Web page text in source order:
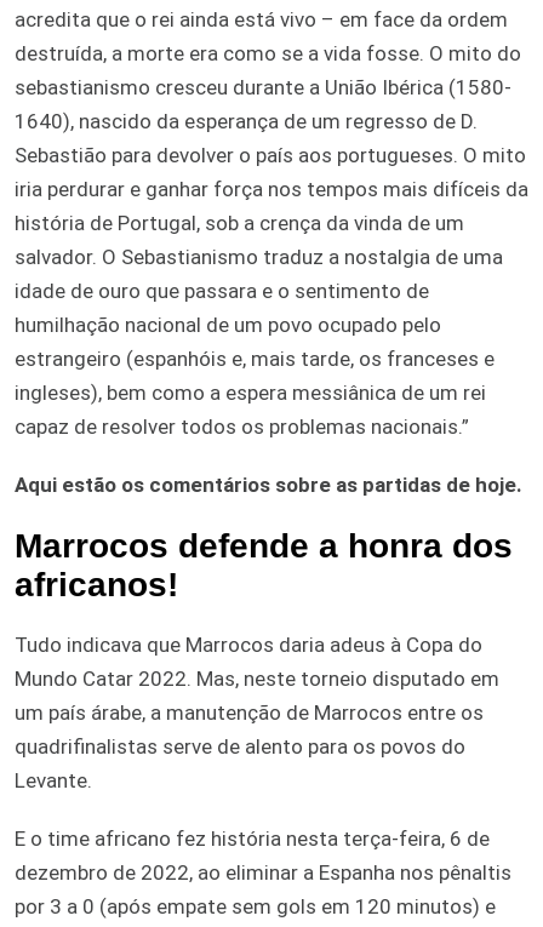
acredita que o rei ainda está vivo – em face da ordem
destruída, a morte era como se a vida fosse. O mito do
sebastianismo cresceu durante a União Ibérica (1580-
1640), nascido da esperança de um regresso de D.
Sebastião para devolver o país aos portugueses. O mito
iria perdurar e ganhar força nos tempos mais difíceis da
história de Portugal, sob a crença da vinda de um
salvador. O Sebastianismo traduz a nostalgia de uma
idade de ouro que passara e o sentimento de
humilhação nacional de um povo ocupado pelo
estrangeiro (espanhóis e, mais tarde, os franceses e
ingleses), bem como a espera messiânica de um rei
capaz de resolver todos os problemas nacionais.”
Aqui estão os comentários sobre as partidas de hoje.
Marrocos defende a honra dos
africanos!
Tudo indicava que Marrocos daria adeus à Copa do
Mundo Catar 2022. Mas, neste torneio disputado em
um país árabe, a manutenção de Marrocos entre os
quadrifinalistas serve de alento para os povos do
Levante.
E o time africano fez história nesta terça-feira, 6 de
dezembro de 2022, ao eliminar a Espanha nos pênaltis
por 3 a 0 (após empate sem gols em 120 minutos) e